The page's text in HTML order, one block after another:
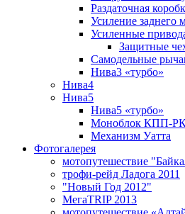
Раздаточная
Усиление заднего
Усиленные
Защитные
Самодельные
Нива3 «турбо»
Нива4
Нива5
Нива5 «турбо»
Моноблок КПП-
Механизм Уатта
Фотогалерея
мотопутешествие
трофи-рейд Ладога 2011
"Новый Год 2012"
МегаTRIP 2013